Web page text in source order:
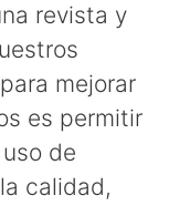
revista y
mejorar
es permitir
de
calidad,